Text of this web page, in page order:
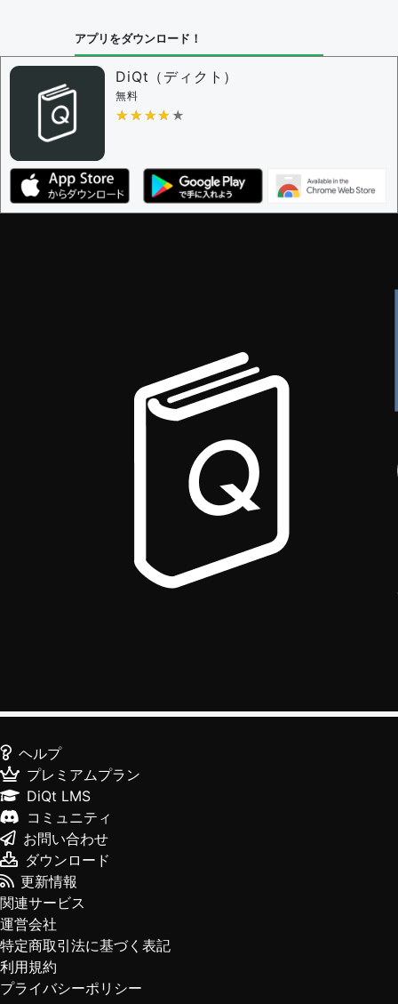
問題の編集権限を持つユーザー -すべてのユーザー
審査に対する投票権限を持つユーザー -
決定に必要な投票数 -
編集ガイドライン
アプリをダウンロード！
DiQt（ディクト）
無料
★★★★★
★★★★★
ヘルプ
プレミアムプラン
DiQt LMS
コミュニティ
お問い合わせ
ダウンロード
更新情報
関連サービス
運営会社
特定商取引法に基づく表記
利用規約
プライバシーポリシー